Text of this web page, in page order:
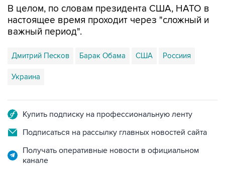
В целом, по словам президента США, НАТО в
настоящее время проходит через "сложный и
важный период".
Дмитрий Песков Барак Обама США Россиия
Украина
Купить подписку на профессиональную ленту
Подписаться на рассылку главных новостей сайта
Получать оперативные новости в официальном
канале